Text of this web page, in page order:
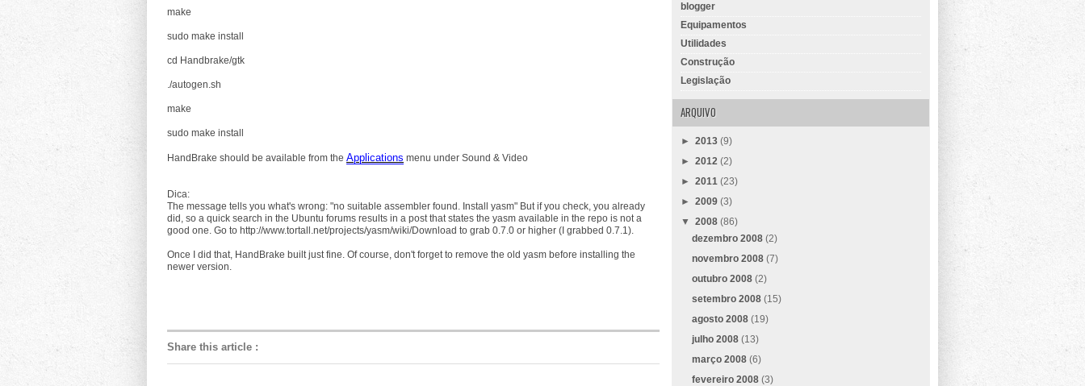
make
sudo make install
cd Handbrake/gtk
./autogen.sh
make
sudo make install
HandBrake should be available from the Applications menu under Sound & Video
Dica:
The message tells you what's wrong: "no suitable assembler found. Install yasm" But if you check, you already
did, so a quick search in the Ubuntu forums results in a post that states the yasm available in the repo is not a
good one. Go to http://www.tortall.net/projects/yasm/wiki/Download to grab 0.7.0 or higher (I grabbed 0.7.1).
Once I did that, HandBrake built just fine. Of course, don't forget to remove the old yasm before installing the
newer version.
Share this article :
blogger
Equipamentos
Utilidades
Construção
Legislação
ARQUIVO
► 2013 (9)
► 2012 (2)
► 2011 (23)
► 2009 (3)
▼ 2008 (86)
dezembro 2008(2)
novembro 2008(7)
outubro 2008(2)
setembro 2008(15)
agosto 2008(19)
julho 2008(13)
março 2008(6)
fevereiro 2008(3)